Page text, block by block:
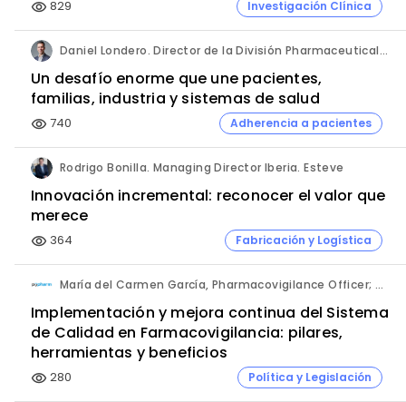
visibility 829 Investigación Clínica
Daniel Londero. Director de la División Pharmaceuticals. Bayer de México.
Un desafío enorme que une pacientes,
familias, industria y sistemas de salud
visibility 740 Adherencia a pacientes
Rodrigo Bonilla. Managing Director Iberia. Esteve
Innovación incremental: reconocer el valor que
merece
visibility 364 Fabricación y Logística
María del Carmen García, Pharmacovigilance Officer; Mayte Alonso, Head of Operations; y José Alberto Ayala, CEO. PVpharm.
Implementación y mejora continua del Sistema
de Calidad en Farmacovigilancia: pilares,
herramientas y beneficios
visibility 280 Política y Legislación